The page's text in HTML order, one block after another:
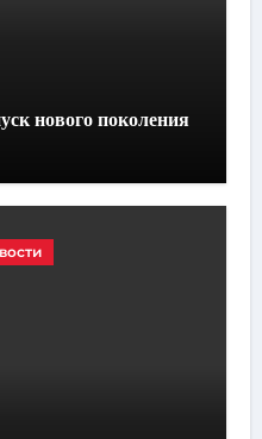
нового поколения